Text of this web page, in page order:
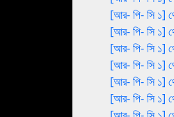
[আর- পি- সি ১]
[আর- পি- সি ১]
[আর- পি- সি ১]
[আর- পি- সি ১]
[আর- পি- সি ১]
[আর- পি- সি ১]